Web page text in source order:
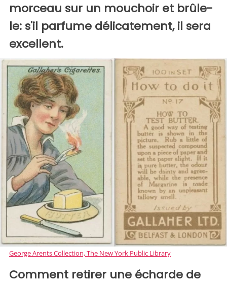
morceau sur un mouchoir et brûle-
le: s'il parfume délicatement, il sera
excellent.
George Arents Collection, The New York Public Library
Comment retirer une écharde de